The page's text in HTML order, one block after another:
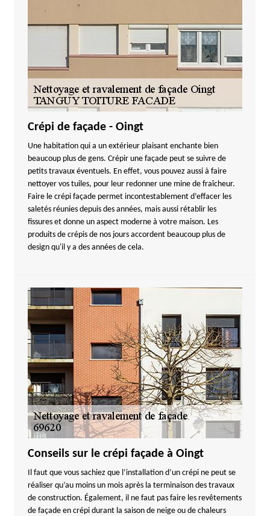
Crépi de façade - Oingt
Une habitation qui a un extérieur plaisant enchante bien
beaucoup plus de gens. Crépir une façade peut se suivre de
petits travaux éventuels. En effet, vous pouvez aussi à faire
nettoyer vos tuiles, pour leur redonner une mine de fraîcheur.
Faire le crépi façade permet incontestablement d’effacer les
saletés réunies depuis des années, mais aussi rétablir les
fissures et donne un aspect moderne à votre maison. Les
produits de crépis de nos jours accordent beaucoup plus de
design qu'il y a des années de cela.
Conseils sur le crépi façade à Oingt
Il faut que vous sachiez que l’installation d’un crépi ne peut se
réaliser qu’au moins un mois après la terminaison des travaux
de construction. Également, il ne faut pas faire les revêtements
de façade en crépi durant la saison de neige ou de chaleurs